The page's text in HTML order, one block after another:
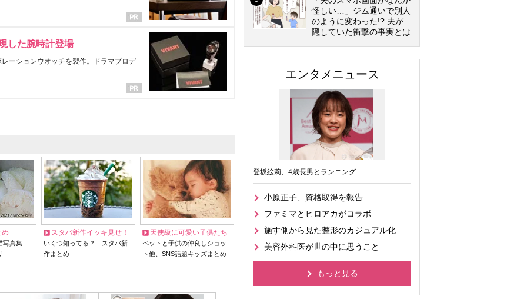
した腕時計登場
ーションウオッチを製作。ドラマプロデ
め
写真集…
スタバ新作イッキ見せ！
いくつ知ってる？ スタバ新
作まとめ
天使級に可愛い子供たち
ペットと子供の仲良しショッ
ト他、SNS話題キッズまとめ
怪しい…」ジム通いで別人
のように変わった!? 夫が
隠していた衝撃の事実とは
エンタメニュース
登坂絵莉、4歳長男とランニング
小原正子、資格取得を報告
ファミマとヒロアカがコラボ
施す側から見た整形のカジュアル化
美容外科医が世の中に思うこと
もっと見る